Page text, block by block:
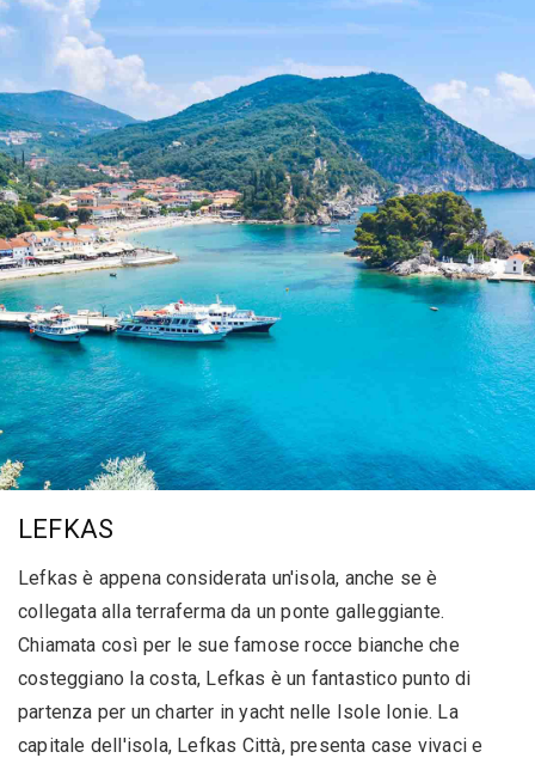
LEFKAS
Lefkas è appena considerata un'isola, anche se è
collegata alla terraferma da un ponte galleggiante.
Chiamata così per le sue famose rocce bianche che
costeggiano la costa, Lefkas è un fantastico punto di
partenza per un charter in yacht nelle Isole Ionie. La
capitale dell'isola, Lefkas Città, presenta case vivaci e